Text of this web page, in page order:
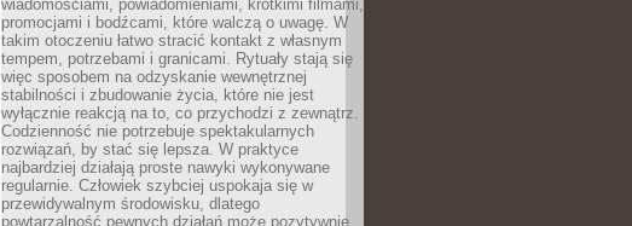
wiadomościami, powiadomieniami, krótkimi filmami,
promocjami i bodźcami, które walczą o uwagę. W
takim otoczeniu łatwo stracić kontakt z własnym
tempem, potrzebami i granicami. Rytuały stają się
więc sposobem na odzyskanie wewnętrznej
stabilności i zbudowanie życia, które nie jest
wyłącznie reakcją na to, co przychodzi z zewnątrz.
Codzienność nie potrzebuje spektakularnych
rozwiązań, by stać się lepsza. W praktyce
najbardziej działają proste nawyki wykonywane
regularnie. Człowiek szybciej uspokaja się w
przewidywalnym środowisku, dlatego
powtarzalność pewnych działań może pozytywnie